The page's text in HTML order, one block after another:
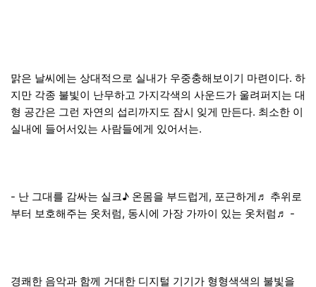
맑은 날씨에는 상대적으로 실내가 우중충해보이기 마련이다. 하
지만 각종 불빛이 난무하고 가지각색의 사운드가 울려퍼지는 대
형 공간은 그런 자연의 섭리까지도 잠시 잊게 만든다. 최소한 이
실내에 들어서있는 사람들에게 있어서는.
- 난 그대를 감싸는 실크♪ 온몸을 부드럽게, 포근하게♬ 추위로
부터 보호해주는 옷처럼, 동시에 가장 가까이 있는 옷처럼♬ -
경쾌한 음악과 함께 거대한 디지털 기기가 형형색색의 불빛을